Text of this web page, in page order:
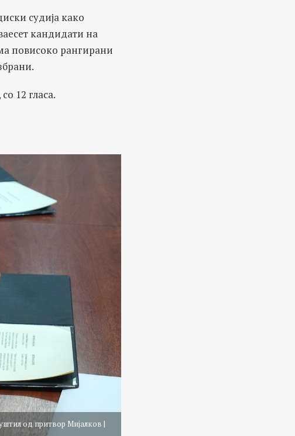
судија како
кандидати на
повисоко рангирани
12 гласа.
од притвор Мијалков |